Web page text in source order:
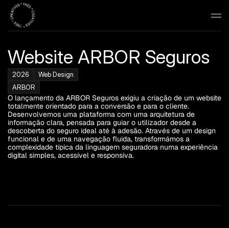
Website ARBOR Seguros
2026
Web Design
ARBOR
O lançamento da ARBOR Seguros exigiu a criação de um website
totalmente orientado para a conversão e para o cliente.
Desenvolvemos uma plataforma com uma arquitetura de
informação clara, pensada para guiar o utilizador desde a
descoberta do seguro ideal até à adesão. Através de um design
funcional e de uma navegação fluida, transformámos a
complexidade típica da linguagem seguradora numa experiência
digital simples, acessível e responsiva.